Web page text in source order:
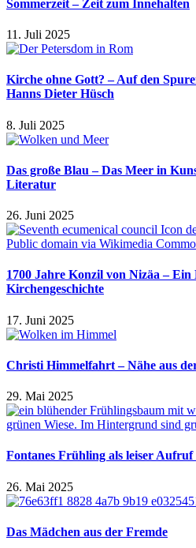
Sommerzeit – Zeit zum Innehalten
11. Juli 2025
Kirche ohne Gott? – Auf den
Hanns Dieter Hüsch
8. Juli 2025
Das große Blau – Das Meer in
Literatur
26. Juni 2025
1700 Jahre Konzil von Nizäa – Ein
Kirchengeschichte
17. Juni 2025
Christi Himmelfahrt – Nähe aus
29. Mai 2025
Fontanes Frühling als leiser Aufruf
26. Mai 2025
Das Mädchen aus der Fremde